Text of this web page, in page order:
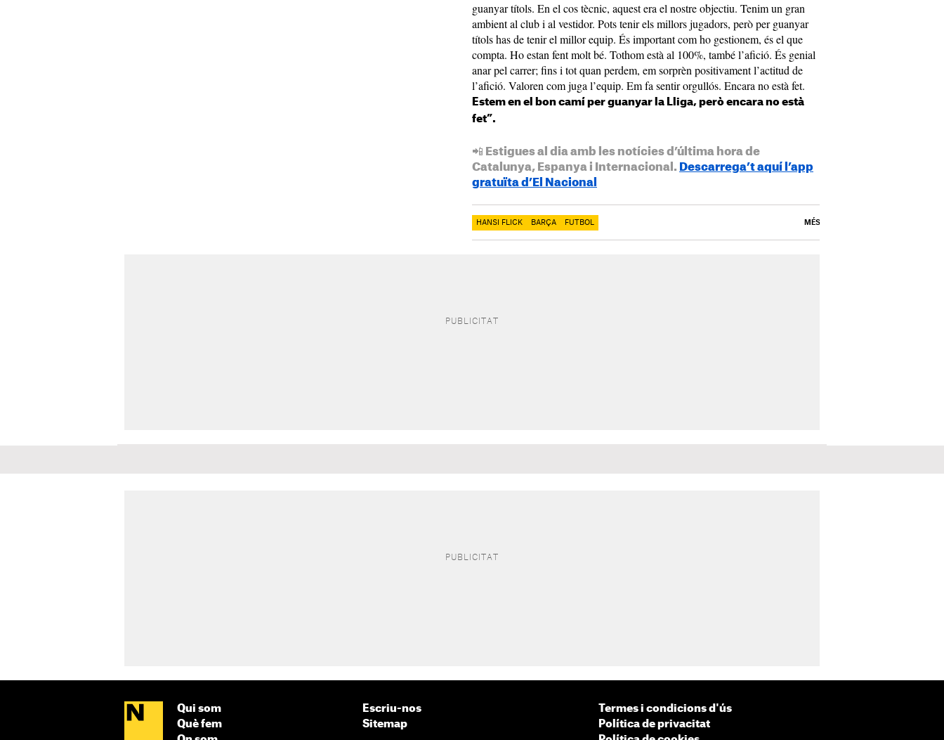
guanyar títols. En el cos tècnic, aquest era el nostre objectiu. Tenim un gran
ambient al club i al vestidor. Pots tenir els millors jugadors, però per guanyar
títols has de tenir el millor equip. És important com ho gestionem, és el que
compta. Ho estan fent molt bé. Tothom està al 100%, també l’afició. És genial
anar pel carrer; fins i tot quan perdem, em sorprèn positivament l’actitud de
l’afició. Valoren com juga l’equip. Em fa sentir orgullós. Encara no està fet.
Estem en el bon camí per guanyar la Lliga, però encara no està
fet”.
📲 Estigues al dia amb les notícies d’última hora de
Catalunya, Espanya i Internacional. Descarrega’t aquí l’app
gratuïta d’El Nacional
HANSI FLICK BARÇA FUTBOL MÉS
Qui som
Què fem
Escriu-nos
Sitemap
Termes i condicions d'ús
Política de privacitat